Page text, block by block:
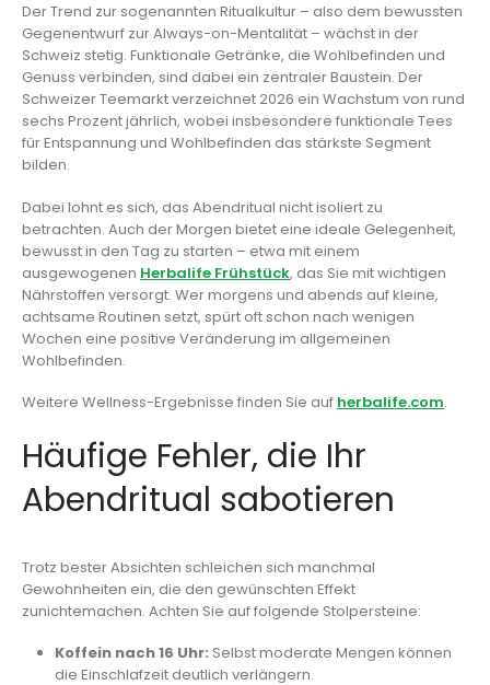
Der Trend zur sogenannten Ritualkultur – also dem bewussten
Gegenentwurf zur Always-on-Mentalität – wächst in der
Schweiz stetig. Funktionale Getränke, die Wohlbefinden und
Genuss verbinden, sind dabei ein zentraler Baustein. Der
Schweizer Teemarkt verzeichnet 2026 ein Wachstum von rund
sechs Prozent jährlich, wobei insbesondere funktionale Tees
für Entspannung und Wohlbefinden das stärkste Segment
bilden.
Dabei lohnt es sich, das Abendritual nicht isoliert zu
betrachten. Auch der Morgen bietet eine ideale Gelegenheit,
bewusst in den Tag zu starten – etwa mit einem
ausgewogenen Herbalife Frühstück, das Sie mit wichtigen
Nährstoffen versorgt. Wer morgens und abends auf kleine,
achtsame Routinen setzt, spürt oft schon nach wenigen
Wochen eine positive Veränderung im allgemeinen
Wohlbefinden.
Weitere Wellness-Ergebnisse finden Sie auf herbalife.com.
Häufige Fehler, die Ihr
Abendritual sabotieren
Trotz bester Absichten schleichen sich manchmal
Gewohnheiten ein, die den gewünschten Effekt
zunichtemachen. Achten Sie auf folgende Stolpersteine:
Koffein nach 16 Uhr: Selbst moderate Mengen können
die Einschlafzeit deutlich verlängern.